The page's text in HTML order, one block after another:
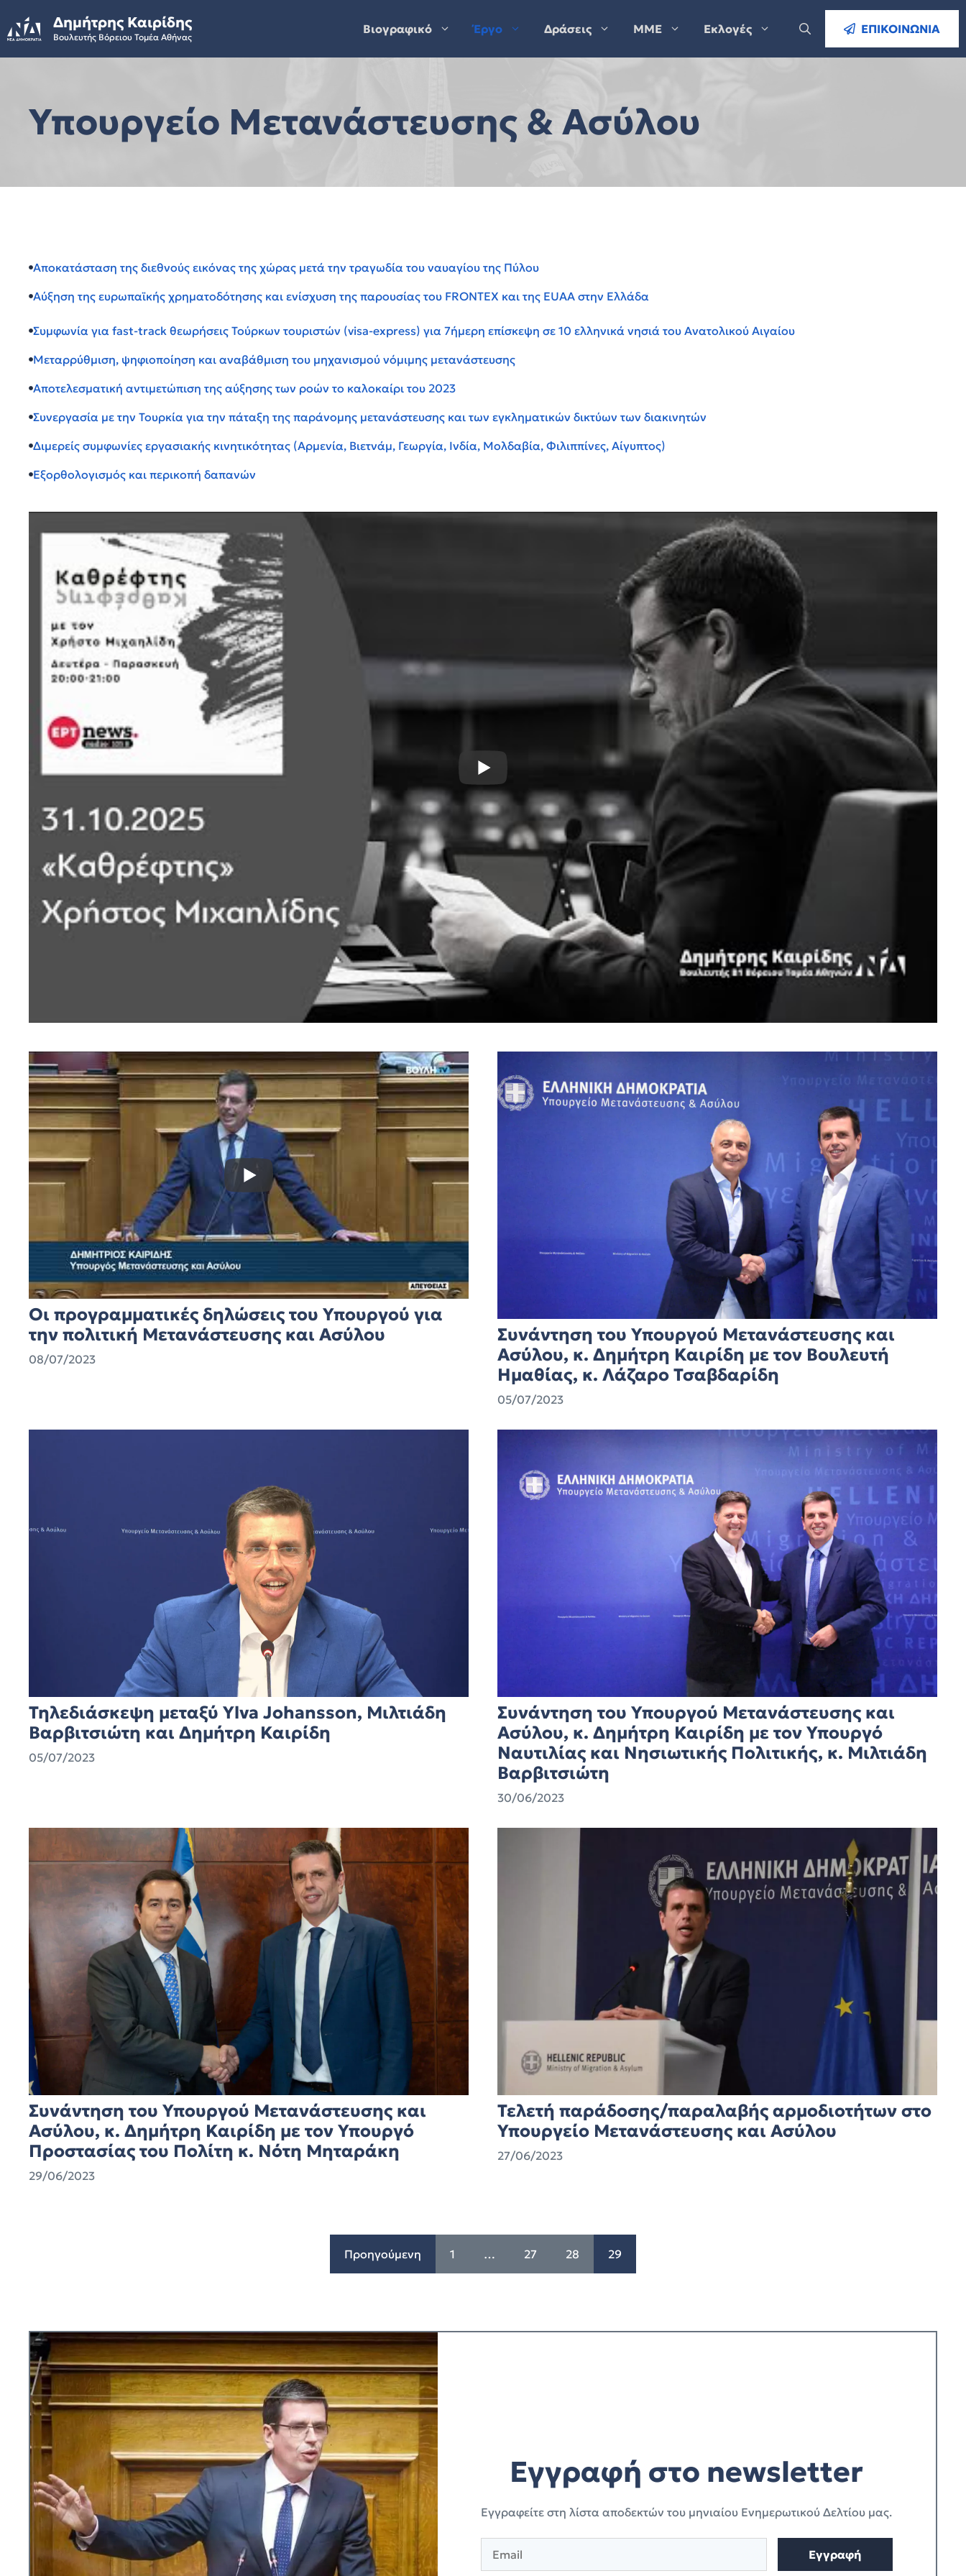
to
content
Δημήτρης Καιρίδης
Βουλευτής Βόρειου Τομέα Αθήνας
Βιογραφικό Έργο Δράσεις ΜΜΕ Εκλογές ΕΠΙΚΟΙΝΩΝΙΑ
Υπουργείο Μετανάστευσης & Ασύλου
Αποκατάσταση της διεθνούς εικόνας της χώρας μετά την τραγωδία του ναυαγίου της Πύλου
Αύξηση της ευρωπαϊκής χρηματοδότησης και ενίσχυση της παρουσίας του FRONTEX και της EUAA στην Ελλάδα
Συμφωνία για fast-track θεωρήσεις Τούρκων τουριστών (visa-express) για 7ήμερη επίσκεψη σε 10 ελληνικά νησιά του Ανατολικού Αιγαίου
Μεταρρύθμιση, ψηφιοποίηση και αναβάθμιση του μηχανισμού νόμιμης μετανάστευσης
Αποτελεσματική αντιμετώπιση της αύξησης των ροών το καλοκαίρι του 2023
Συνεργασία με την Τουρκία για την πάταξη της παράνομης μετανάστευσης και των εγκληματικών δικτύων των διακινητών
Διμερείς συμφωνίες εργασιακής κινητικότητας (Αρμενία, Βιετνάμ, Γεωργία, Ινδία, Μολδαβία, Φιλιππίνες, Αίγυπτος)
Εξορθολογισμός και περικοπή δαπανών
Οι προγραμματικές δηλώσεις του Υπουργού για
την πολιτική Μετανάστευσης και Ασύλου
08/07/2023
Συνάντηση του Υπουργού Μετανάστευσης και
Ασύλου, κ. Δημήτρη Καιρίδη με τον Βουλευτή
Ημαθίας, κ. Λάζαρο Τσαβδαρίδη
05/07/2023
Τηλεδιάσκεψη μεταξύ Ylva Johansson, Μιλτιάδη
Βαρβιτσιώτη και Δημήτρη Καιρίδη
05/07/2023
Συνάντηση του Υπουργού Μετανάστευσης και
Ασύλου, κ. Δημήτρη Καιρίδη με τον Υπουργό
Ναυτιλίας και Νησιωτικής Πολιτικής, κ. Μιλτιάδη
Βαρβιτσιώτη
30/06/2023
Συνάντηση του Υπουργού Μετανάστευσης και
Ασύλου, κ. Δημήτρη Καιρίδη με τον Υπουργό
Προστασίας του Πολίτη κ. Νότη Μηταράκη
29/06/2023
Τελετή παράδοσης/παραλαβής αρμοδιοτήτων στο
Υπουργείο Μετανάστευσης και Ασύλου
27/06/2023
Προηγούμενη 1 … 27 28 29
Εγγραφή στο newsletter
Eγγραφείτε στη λίστα αποδεκτών του μηνιαίου Ενημερωτικού Δελτίου μας.
Εγγραφή